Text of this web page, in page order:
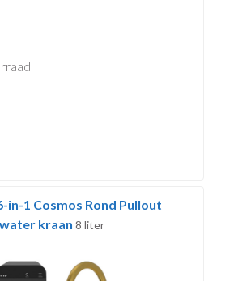
in-1 Cosmos Rond Pullout
kraan 8 liter